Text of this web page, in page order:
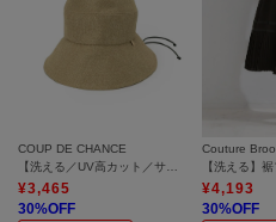
COUP DE CHANCE
¥3,465
30%OFF
Couture
¥4,193
30%OFF